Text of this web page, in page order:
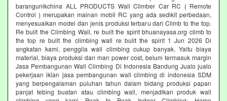
barangunikchina ALL PRODUCTS Wall Climber Car RC ( Remote
Control ) merupakan mainan mobil RC yang ada sedikit perbedaan,
menyesuaikan model dan jenis produksi terbaru dari Climb to the top.
Re built the Climbing Wall, re built the spirit bhuanayasa.org climb to
the top re built the climbing wall re built the spirit 1 Jun 2026 Di
angkatan kami, penggila wall climbing cukup banyak. Yaitu biaya
material, biaya produksi dan man power cost, belum termasuk margin
Jasa Pembangunan Wall Climbing Di Indonesia Bandung Jualo jualo
pekerjaan iklan jasa pembangunan wall climbing di indonesia SDM
yang berpengalaman puluhan tahun dalam bidang produksi papan
panjat tebing buatan atau climbing wall, menjadikan produk wall